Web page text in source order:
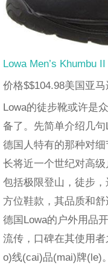
Lowa Men’s Khumbu
价格$$104.98美国亚马
Lowa的徒步靴或许是
备了。先简单介绍几
德国人特有的那种对
长将近一个世纪对高
包括极限登山，徒步
方位鞋款，其品质和
德国Lowa的户外用品
流传，口碑在其使用
o)线(cai)品(mai)牌(le)